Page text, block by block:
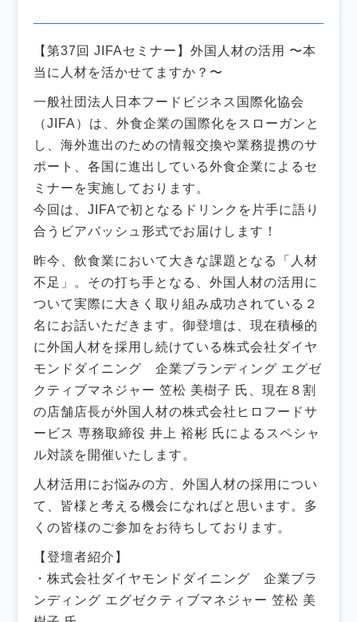
【第37回 JIFAセミナー】外国人材の活用 〜本
当に人材を活かせてますか？〜
一般社団法人日本フードビジネス国際化協会
（JIFA）は、外食企業の国際化をスローガンと
し、海外進出のための情報交換や業務提携のサ
ポート、各国に進出している外食企業によるセ
ミナーを実施しております。
今回は、JIFAで初となるドリンクを片手に語り
合うビアバッシュ形式でお届けします！
昨今、飲食業において大きな課題となる「人材
不足」。その打ち手となる、外国人材の活用に
ついて実際に大きく取り組み成功されている２
名にお話いただきます。御登壇は、現在積極的
に外国人材を採用し続けている株式会社ダイヤ
モンドダイニング 企業ブランディング エグゼ
クティブマネジャー 笠松 美樹子 氏、現在８割
の店舗店長が外国人材の株式会社ヒロフードサ
ービス 専務取締役 井上 裕彬 氏によるスペシャ
ル対談を開催いたします。
人材活用にお悩みの方、外国人材の採用につい
て、皆様と考える機会になればと思います。多
くの皆様のご参加をお待ちしております。
【登壇者紹介】
・株式会社ダイヤモンドダイニング 企業ブラ
ンディング エグゼクティブマネジャー 笠松 美